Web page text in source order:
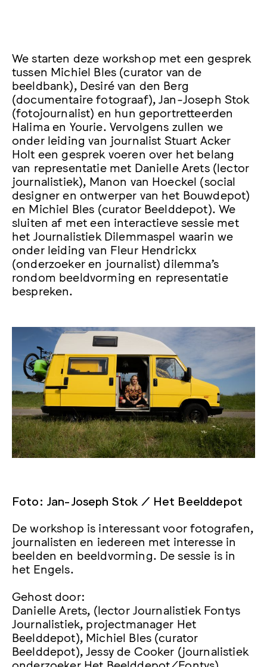
We starten deze workshop met een gesprek
tussen Michiel Bles (curator van de
beeldbank), Desiré van den Berg
(documentaire fotograaf), Jan-Joseph Stok
(fotojournalist) en hun geportretteerden
Halima en Yourie. Vervolgens zullen we
onder leiding van journalist Stuart Acker
Holt een gesprek voeren over het belang
van representatie met Danielle Arets (lector
journalistiek), Manon van Hoeckel (social
designer en ontwerper van het Bouwdepot)
en Michiel Bles (curator Beelddepot). We
sluiten af met een interactieve sessie met
het Journalistiek Dilemmaspel waarin we
onder leiding van Fleur Hendrickx
(onderzoeker en journalist) dilemma’s
rondom beeldvorming en representatie
bespreken.
Foto: Jan-Joseph Stok / Het Beelddepot
De workshop is interessant voor fotografen,
journalisten en iedereen met interesse in
beelden en beeldvorming. De sessie is in
het Engels.
Gehost door:
Danielle Arets, (lector Journalistiek Fontys
Journalistiek, projectmanager Het
Beelddepot), Michiel Bles (curator
Beelddepot), Jessy de Cooker (journalistiek
onderzoeker Het Beelddepot/Fontys),